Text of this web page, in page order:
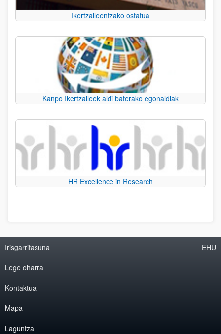
Ikertzaileentzako ostatua
Kanpo Ikertzaileek aldi baterako egonaldiak
HR Excellence in Research
Irisgarritasuna
Lege oharra
Kontaktua
Mapa
Laguntza
EHU